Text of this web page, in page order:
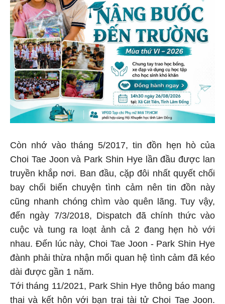
Còn nhớ vào tháng 5/2017, tin đồn hẹn hò của
Choi Tae Joon và Park Shin Hye lần đầu được lan
truyền khắp nơi. Ban đầu, cặp đôi nhất quyết chối
bay chối biến chuyện tình cảm nên tin đồn này
cũng nhanh chóng chìm vào quên lãng. Tuy vậy,
đến ngày 7/3/2018, Dispatch đã chính thức vào
cuộc và tung ra loạt ảnh cả 2 đang hẹn hò với
nhau. Đến lúc này, Choi Tae Joon - Park Shin Hye
đành phải thừa nhận mối quan hệ tình cảm đã kéo
dài được gần 1 năm.
Tới tháng 11/2021, Park Shin Hye thông báo mang
thai và kết hôn với bạn trai tài tử Choi Tae Joon.